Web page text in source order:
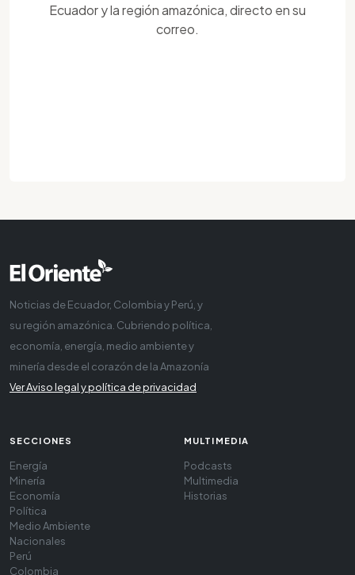
Ecuador y la región amazónica, directo en su
correo.
Noticias de Ecuador, Colombia y Perú, y
su región amazónica. Cubriendo política,
economía, energía, medio ambiente y
minería desde el corazón de la Amazonía
Ver Aviso legal y política de privacidad
SECCIONES
Energía
Minería
Economía
Política
Medio Ambiente
Nacionales
Perú
Colombia
MULTIMEDIA
Podcasts
Multimedia
Historias